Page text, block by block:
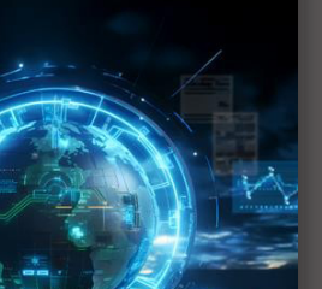
跟進Apple Intelligence
硬體層面
蝦」塞進原生Android 中國市
發揮空間
Android Show先推Android功